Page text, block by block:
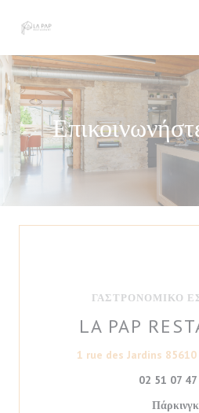
ΓΑΣΤΡΟΝΟΜΙΚΌ
LA PAP
1 rue des Jardins
02 51 07
Πάρκινγκ